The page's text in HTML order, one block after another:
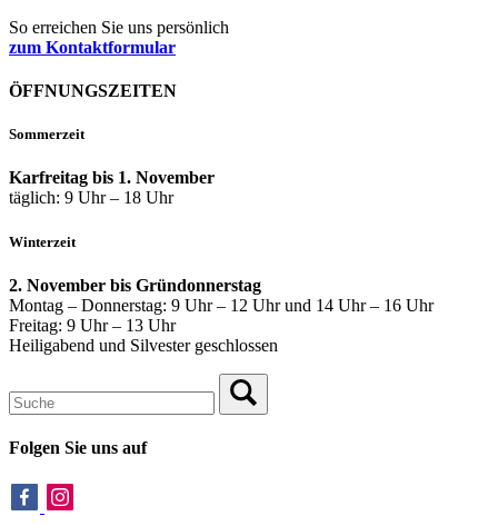
So erreichen Sie uns persönlich
zum Kontaktformular
ÖFFNUNGSZEITEN
Sommerzeit
Karfreitag bis 1. November
täglich: 9 Uhr – 18 Uhr
Winterzeit
2. November bis Gründonnerstag
Montag – Donnerstag: 9 Uhr – 12 Uhr und 14 Uhr – 16 Uhr
Freitag: 9 Uhr – 13 Uhr
Heiligabend und Silvester geschlossen
Folgen Sie uns auf